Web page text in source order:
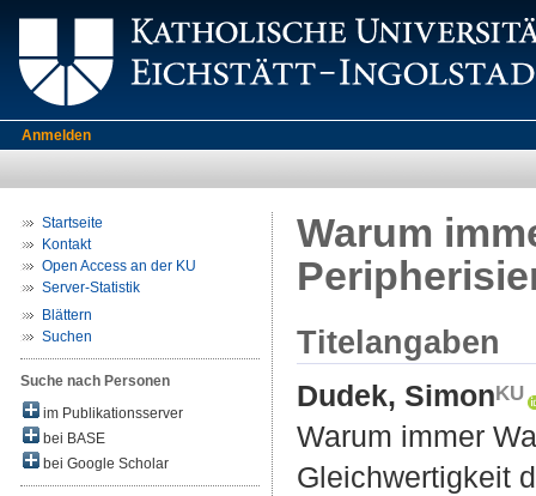
Anmelden
Startseite
Kontakt
Open Access an der KU
Server-Statistik
Blättern
Suchen
Suche nach Personen
im Publikationsserver
bei BASE
bei Google Scholar
Warum
Titelangaben
Dudek, Simon
Warum immer
Gleichwertigkeit